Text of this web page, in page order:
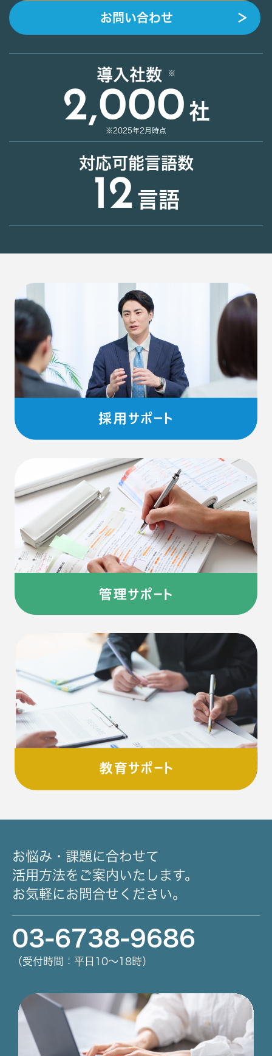
お問い合わせ ＞
導入社数
2,000 社
※2025年2月時点
対応可能言語数
12 言語
お悩み・課題に合わせて
活用方法をご案内いたします。
お気軽にお問合せください。
03-6738-9686
（受付時間：平日10～18時）